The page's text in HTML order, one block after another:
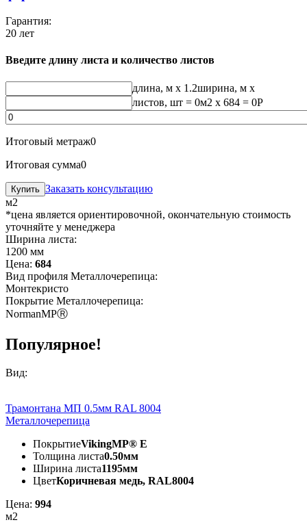
Гарантия:
20 лет
Введите длину листа и количество листов
длина, м x 1.2ширина, м x
листов, шт = 0м2 x 684 = 0Р
Итоговый метраж0
Итоговая сумма0
Заказать консультацию
м2
*цена является ориентировочной, окончательную стоимость
уточняйте у менеджера
Ширина листа:
1200 мм
Цена: 684
Вид профиля Металлочерепица:
Монтекристо
Покрытие Металлочерепица:
NormanMPⓇ
Популярное!
Вид:
Трамонтана МП 0.5мм RAL 8004
Металлочерепица
ПокрытиеVikingMP® E
Толщина листа0.50мм
Ширина листа1195мм
ЦветКоричневая медь, RAL8004
Цена: 994
м2